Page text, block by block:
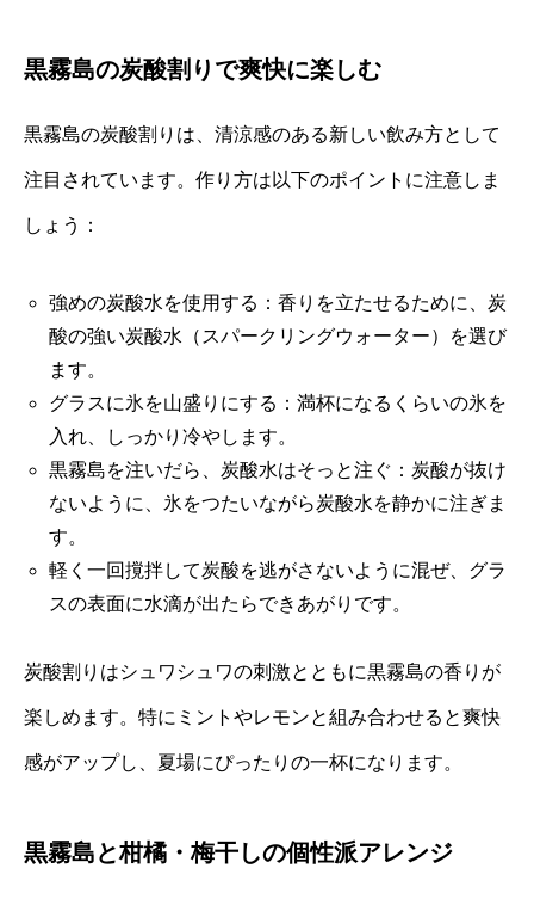
黒霧島の炭酸割りで爽快に楽しむ
黒霧島の炭酸割りは、清涼感のある新しい飲み方として
注目されています。作り方は以下のポイントに注意しま
しょう：
強めの炭酸水を使用する：香りを立たせるために、炭
酸の強い炭酸水（スパークリングウォーター）を選び
ます。
グラスに氷を山盛りにする：満杯になるくらいの氷を
入れ、しっかり冷やします。
黒霧島を注いだら、炭酸水はそっと注ぐ：炭酸が抜け
ないように、氷をつたいながら炭酸水を静かに注ぎま
す。
軽く一回撹拌して炭酸を逃がさないように混ぜ、グラ
スの表面に水滴が出たらできあがりです。
炭酸割りはシュワシュワの刺激とともに黒霧島の香りが
楽しめます。特にミントやレモンと組み合わせると爽快
感がアップし、夏場にぴったりの一杯になります。
黒霧島と柑橘・梅干しの個性派アレンジ